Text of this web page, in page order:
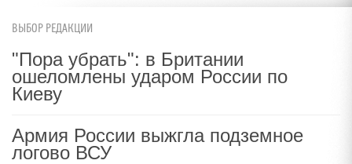
ВЫБОР РЕДАКЦИИ
"Пора убрать": в Британии
ошеломлены ударом России по
Киеву
Армия России выжгла подземное
логово ВСУ